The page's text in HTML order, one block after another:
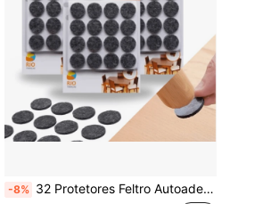
-8% 32 Protetores Feltro Autoadesivos Para Pés De Móveis Pesados Redondo